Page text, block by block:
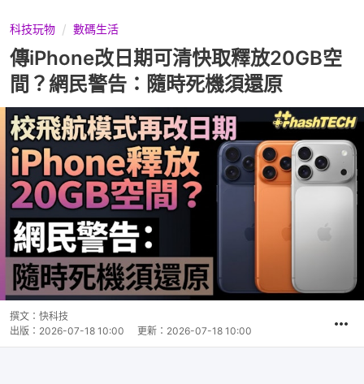
科技玩物 數碼生活
傳iPhone改日期可清快取釋放20GB空
間？網民警告：隨時死機須還原
撰文： 快科技
出版： 2026-07-18 10:00 更新： 2026-07-18 10:00